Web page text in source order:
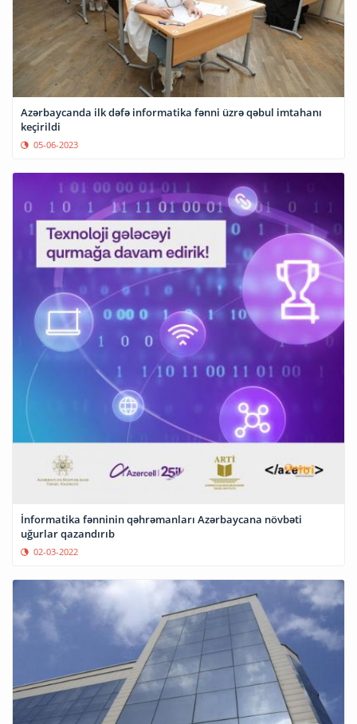
Azərbaycanda ilk dəfə informatika fənni üzrə qəbul imtahanı
keçirildi
05-06-2023
İnformatika fənninin qəhrəmanları Azərbaycana növbəti
uğurlar qazandırıb
02-03-2022